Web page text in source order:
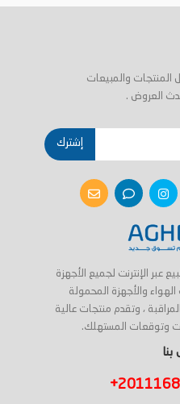
والمبيعات
العروض .
إشترك
الإنترنت لجميع الأجهزة
الهواء والأجهزة المحمولة
، وتقدم منتجات عالية
وتوقعات المستهلك.
بنا